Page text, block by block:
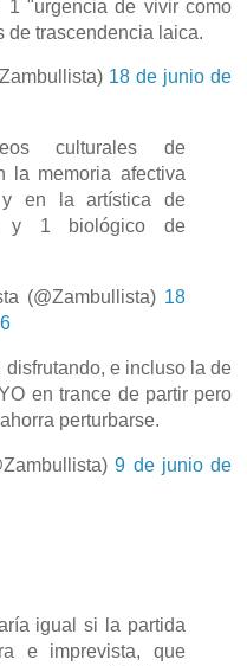
1 "urgencia de vivir como
de trascendencia laica.
18 de junio de
culturales de
la memoria afectiva
y en la artística de
y 1 biológico de
(@Zambullista) 18
disfrutando, e incluso la de
en trance de partir pero
perturbarse.
9 de junio de
igual si la partida
e imprevista, que